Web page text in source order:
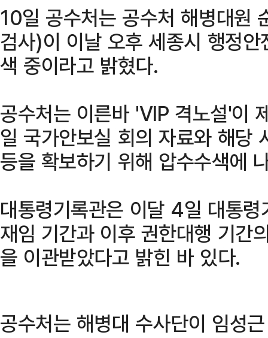
10일 공수처는 공수처 해병대원
검사)이 이날 오후 세종시 행정
색 중이라고 밝혔다.
공수처는 이른바 'VIP 격노설'이
일 국가안보실 회의 자료와 해당
등을 확보하기 위해 압수수색에
대통령기록관은 이달 4일 대통
재임 기간과 이후 권한대행 기간
을 이관받았다고 밝힌 바 있다.
공수처는 해병대 수사단이 임성